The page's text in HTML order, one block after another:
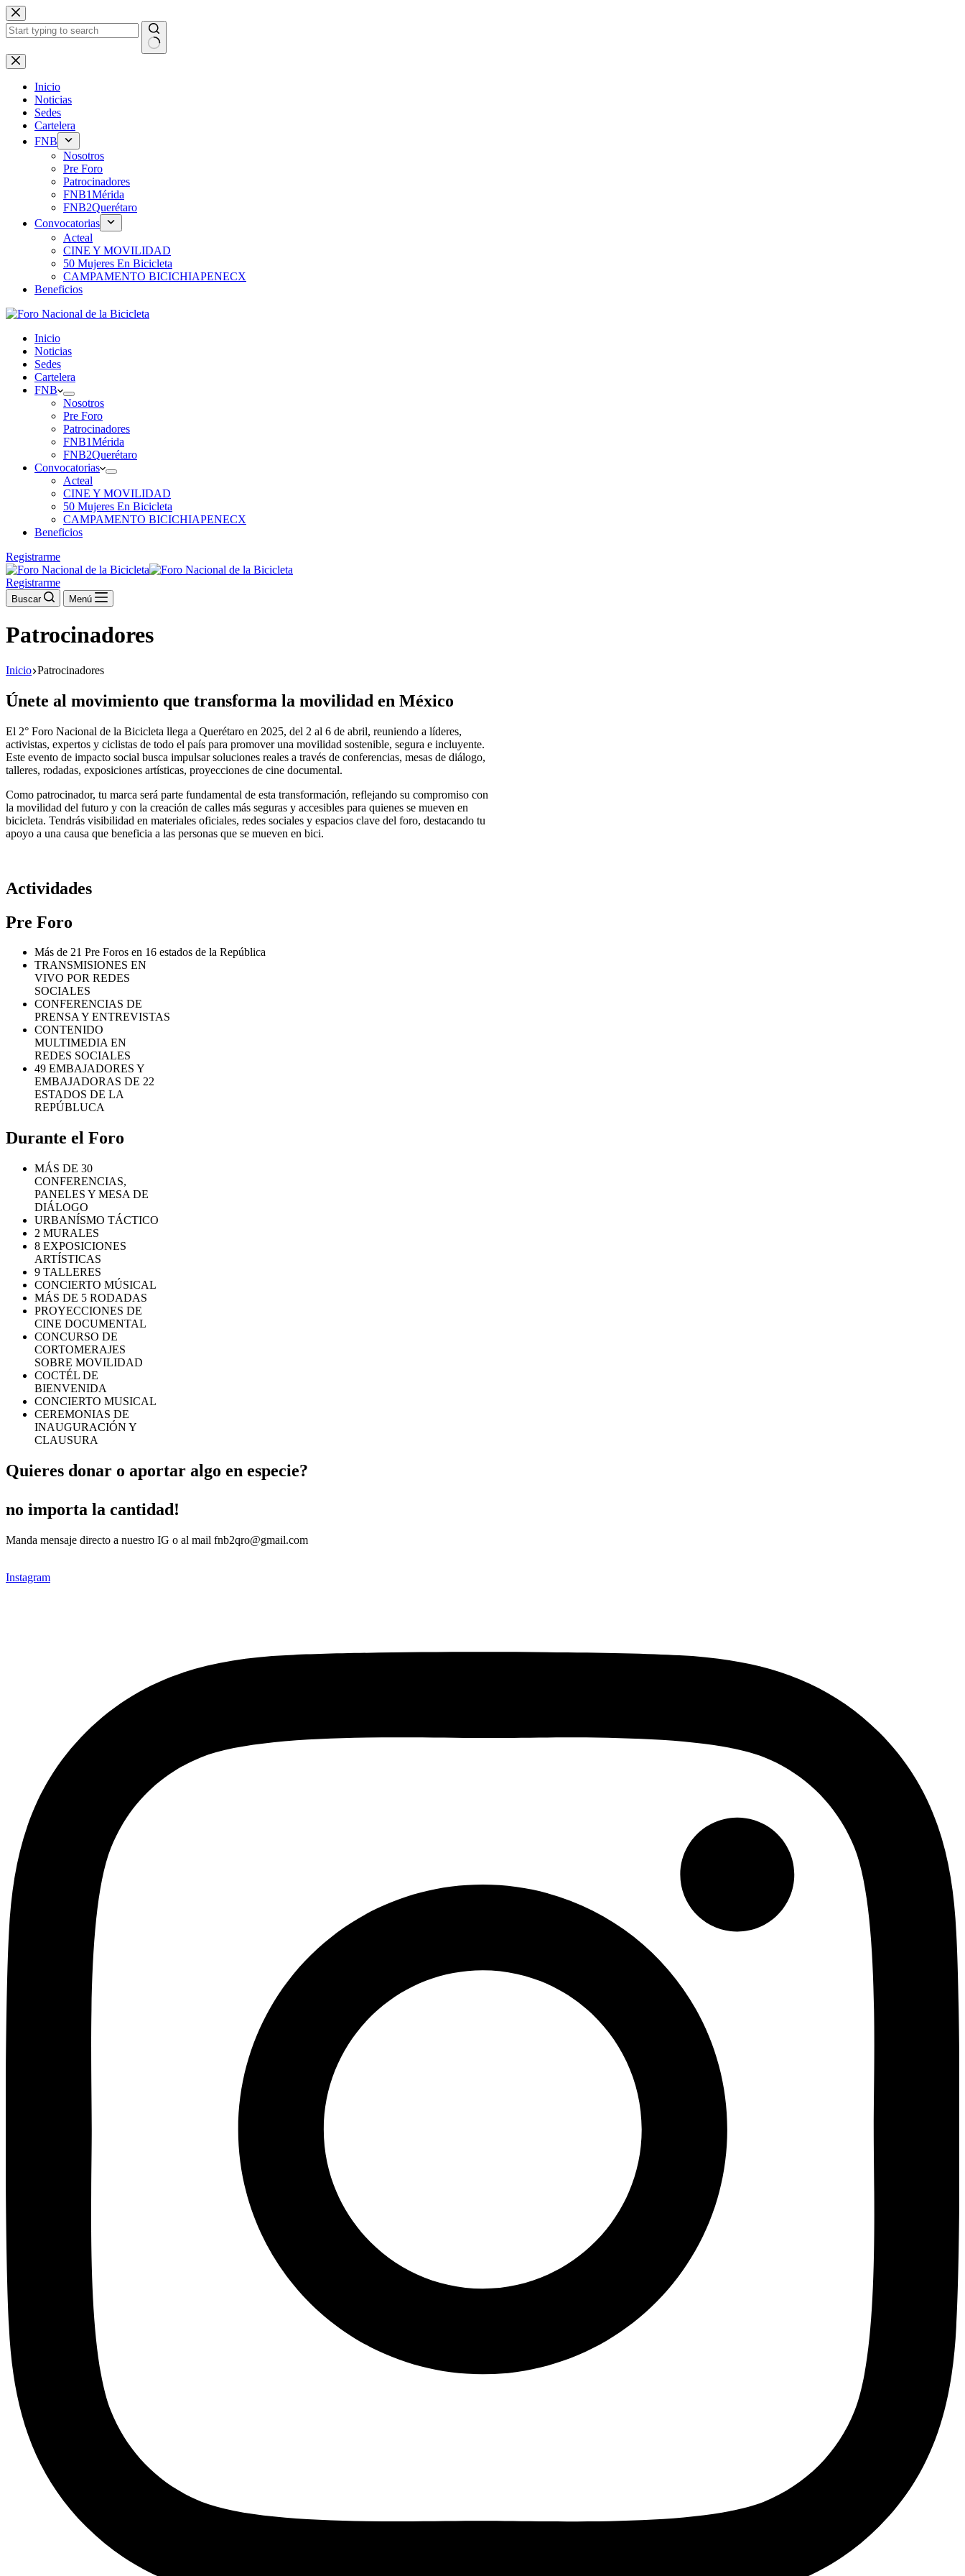
Saltar
al
contenido
Sin
resultados
Inicio
Noticias
Sedes
Cartelera
FNB
Nosotros
Pre Foro
Patrocinadores
FNB1Mérida
FNB2Querétaro
Convocatorias
Acteal
CINE Y MOVILIDAD
50 Mujeres En Bicicleta
CAMPAMENTO BICICHIAPENECX
Beneficios
Inicio
Noticias
Sedes
Cartelera
FNB
Nosotros
Pre Foro
Patrocinadores
FNB1Mérida
FNB2Querétaro
Convocatorias
Acteal
CINE Y MOVILIDAD
50 Mujeres En Bicicleta
CAMPAMENTO BICICHIAPENECX
Beneficios
Registrarme
Registrarme
Buscar Menú
Patrocinadores
Inicio Patrocinadores
Únete al movimiento que transforma la movilidad en México
El 2° Foro Nacional de la Bicicleta llega a Querétaro en 2025, del 2 al 6 de abril, reuniendo a líderes,
activistas, expertos y ciclistas de todo el país para promover una movilidad sostenible, segura e incluyente.
Este evento de impacto social busca impulsar soluciones reales a través de conferencias, mesas de diálogo,
talleres, rodadas, exposiciones artísticas, proyecciones de cine documental.
Como patrocinador, tu marca será parte fundamental de esta transformación, reflejando su compromiso con
la movilidad del futuro y con la creación de calles más seguras y accesibles para quienes se mueven en
bicicleta. Tendrás visibilidad en materiales oficiales, redes sociales y espacios clave del foro, destacando tu
apoyo a una causa que beneficia a las personas que se mueven en bici.
Actividades
Pre Foro
Más de 21 Pre Foros en 16 estados de la República
TRANSMISIONES EN
VIVO POR REDES
SOCIALES
CONFERENCIAS DE
PRENSA Y ENTREVISTAS
CONTENIDO
MULTIMEDIA EN
REDES SOCIALES
49 EMBAJADORES Y
EMBAJADORAS DE 22
ESTADOS DE LA
REPÚBLUCA
Durante el Foro
MÁS DE 30
CONFERENCIAS,
PANELES Y MESA DE
DIÁLOGO
URBANÍSMO TÁCTICO
2 MURALES
8 EXPOSICIONES
ARTÍSTICAS
9 TALLERES
CONCIERTO MÚSICAL
MÁS DE 5 RODADAS
PROYECCIONES DE
CINE DOCUMENTAL
CONCURSO DE
CORTOMERAJES
SOBRE MOVILIDAD
COCTÉL DE
BIENVENIDA
CONCIERTO MUSICAL
CEREMONIAS DE
INAUGURACIÓN Y
CLAUSURA
Quieres donar o aportar algo en especie?
no importa la cantidad!
Manda mensaje directo a nuestro IG o al mail fnb2qro@gmail.com
Instagram